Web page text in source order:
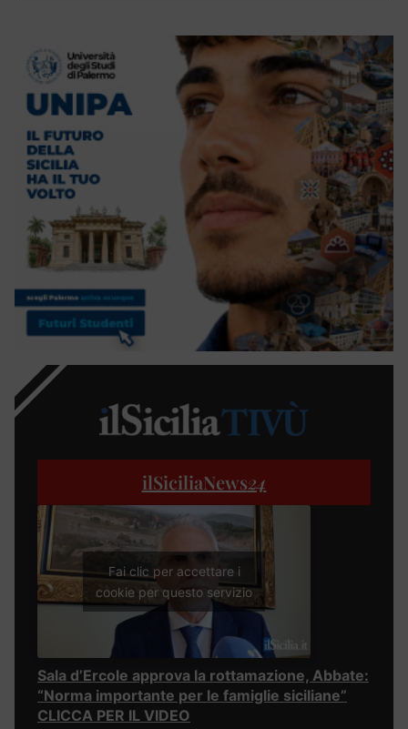
ilSiciliaNews24
Fai clic per accettare i
cookie per questo servizio
Sala d’Ercole approva la rottamazione, Abbate:
“Norma importante per le famiglie siciliane”
CLICCA PER IL VIDEO